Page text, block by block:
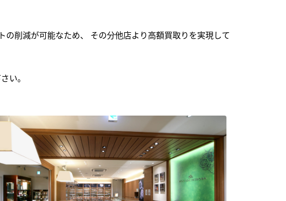
削減が可能なため、 その分他店より高額買取りを実現して
い｡